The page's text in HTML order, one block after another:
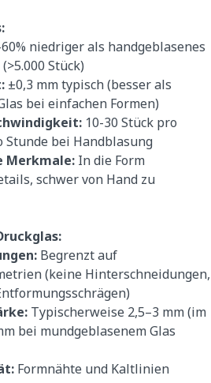
niedriger als handgeblasenes
Stück)
±0,3 mm typisch (besser als
bei einfachen Formen)
10-30 Stück pro
Stunde bei Handblasung
Merkmale: In die Form
schwer von Hand zu
Begrenzt auf
(keine Hinterschneidungen,
Typischerweise 2,5–3 mm (im
bei mundgeblasenem Glas
Formnähte und Kaltlinien